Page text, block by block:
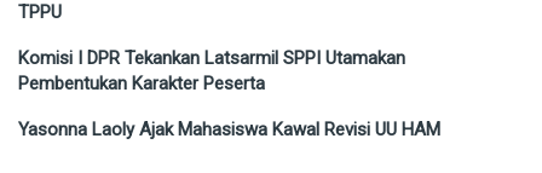
TPPU
Komisi I DPR Tekankan Latsarmil SPPI Utamakan
Pembentukan Karakter Peserta
Yasonna Laoly Ajak Mahasiswa Kawal Revisi UU HAM